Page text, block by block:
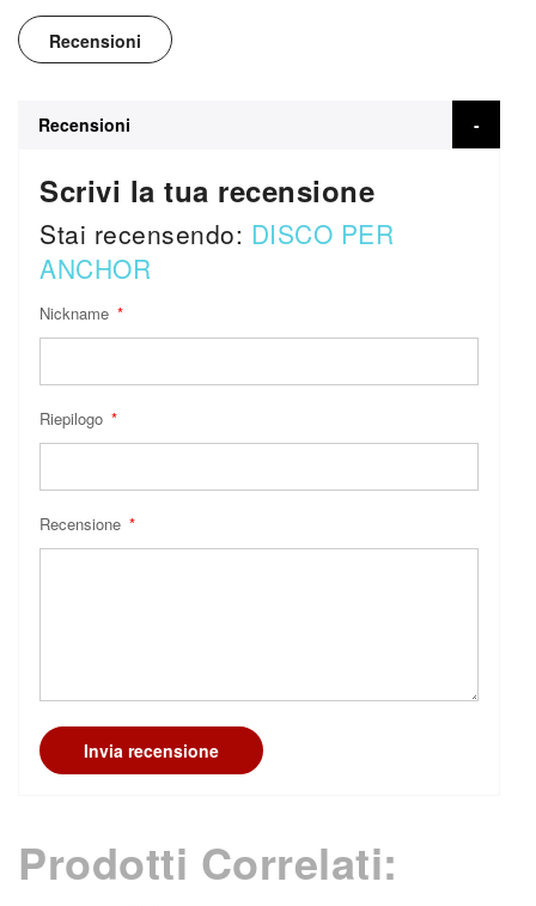
Recensioni
Recensioni
Scrivi la tua recensione
Stai recensendo: DISCO PER
ANCHOR
Nickname
Riepilogo
Recensione
Invia recensione
Prodotti Correlati: